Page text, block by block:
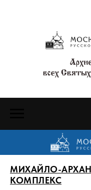
МИХАЙЛО-
КОМПЛЕКС